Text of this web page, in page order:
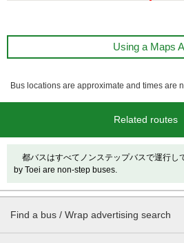
Using a Maps
Bus locations are approximate and times are
Related routes
都バスはすべてノンステップバスで運行し
by Toei are non-step buses.
Find a bus / Wrap advertising search